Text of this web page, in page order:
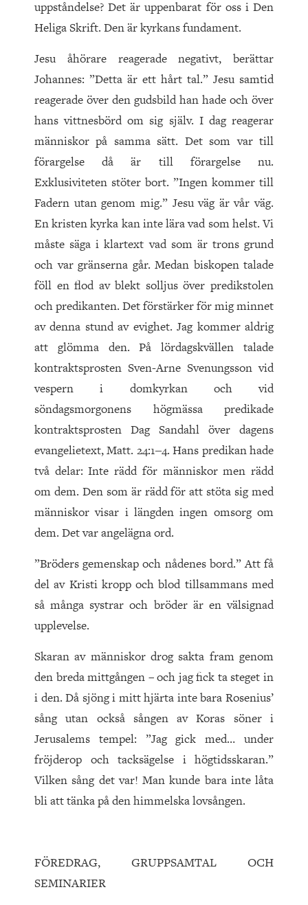
uppståndelse? Det är uppenbarat för oss i Den
Heliga Skrift. Den är kyrkans fundament.
Jesu åhörare reagerade negativt, berättar
Johannes: ”Detta är ett hårt tal.” Jesu samtid
reagerade över den gudsbild han hade och över
hans vittnesbörd om sig själv. I dag reagerar
människor på samma sätt. Det som var till
förargelse då är till förargelse nu.
Exklusiviteten stöter bort. ”Ingen kommer till
Fadern utan genom mig.” Jesu väg är vår väg.
En kristen kyrka kan inte lära vad som helst. Vi
måste säga i klartext vad som är trons grund
och var gränserna går. Medan biskopen talade
föll en flod av blekt solljus över predikstolen
och predikanten. Det förstärker för mig minnet
av denna stund av evighet. Jag kommer aldrig
att glömma den. På lördagskvällen talade
kontraktsprosten Sven-Arne Svenungsson vid
vespern i domkyrkan och vid
söndagsmorgonens högmässa predikade
kontraktsprosten Dag Sandahl över dagens
evangelietext, Matt. 24:1‒4. Hans predikan hade
två delar: Inte rädd för människor men rädd
om dem. Den som är rädd för att stöta sig med
människor visar i längden ingen omsorg om
dem. Det var angelägna ord.
”Bröders gemenskap och nådenes bord.” Att få
del av Kristi kropp och blod tillsammans med
så många systrar och bröder är en välsignad
upplevelse.
Skaran av människor drog sakta fram genom
den breda mittgången – och jag fick ta steget in
i den. Då sjöng i mitt hjärta inte bara Rosenius’
sång utan också sången av Koras söner i
Jerusalems tempel: ”Jag gick med… under
fröjderop och tacksägelse i högtidsskaran.”
Vilken sång det var! Man kunde bara inte låta
bli att tänka på den himmelska lovsången.
FÖREDRAG, GRUPPSAMTAL OCH
SEMINARIER